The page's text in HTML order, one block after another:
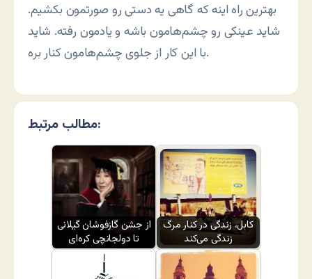
بهترین راه اینه که گاهی یه دستی رو صورتمون بکشیم.
شاید عینکی رو چشم‌هامون باشه و یادمون رفته. شاید
با این کار از جلوی چشم‌هامون کنار بره.
مطالب مرتبط:
از جشن گازفوشان گیلانی
تا دولجانچی کره‌ای
کابل، زندگی در کنار مرگ
زندگی می‌کند